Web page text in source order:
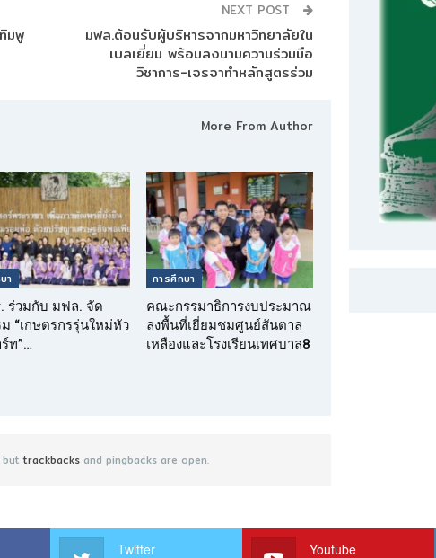
มพู
NEXT POST
มฟล.ต้อนรับผู้บริหารจากมหาวิทยาลัยใน
เบลเยี่ยม พร้อมลงนามความร่วมมือ
วิชาการ-เจรจาทำหลักสูตรร่วม
More From Author
า
ร่วมกับ มฟล. จัด
“เกษตรกรรุ่นใหม่หัว
ท”…
การศึกษา
คณะกรรมาธิการงบประมาณ
ลงพื้นที่เยี่ยมชมศูนย์สันตาล
เหลืองและโรงเรียนเทศบาล8
buttrackbacksand pingbacks are open.
Twitter Youtube